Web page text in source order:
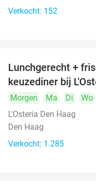
Verkocht: 152
Lunchgerecht +
keuzediner bij
Morgen Ma Di Wo
L'Osteria Den Haag
Den Haag
Verkocht: 1.285